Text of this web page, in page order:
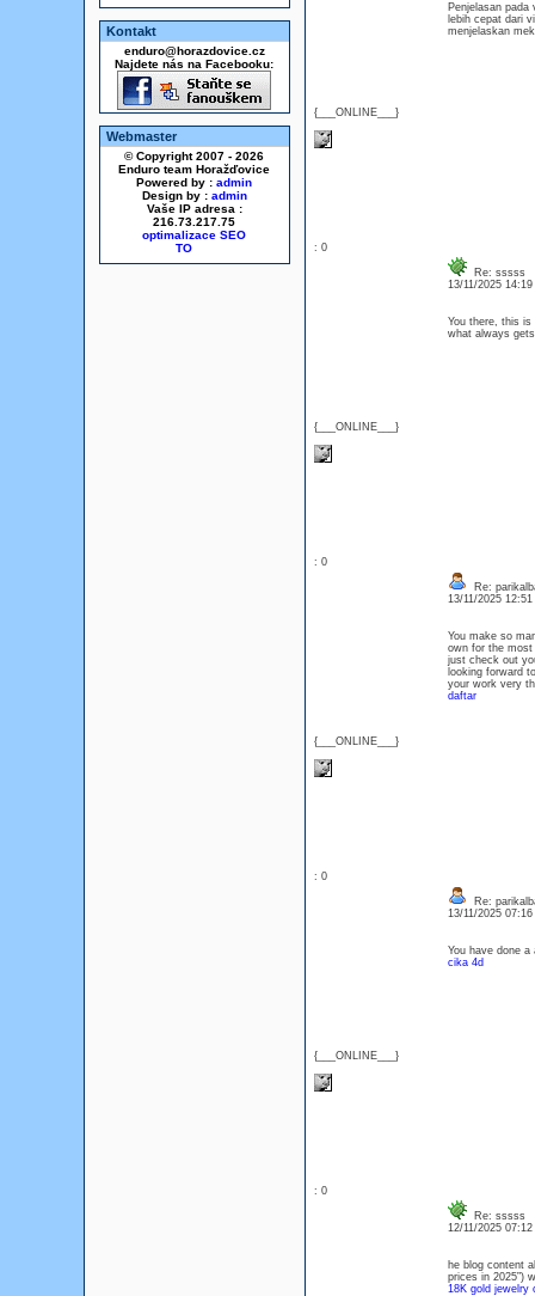
Kontakt
enduro@horazdovice.cz
Najdete nás na Facebooku:
Webmaster
© Copyright 2007 - 2026
Enduro team Horažďovice
Powered by : admin
Design by : admin
Vaše IP adresa :
216.73.217.75
optimalizace SEO
{___ONLINE___}
Penjelasan pada
lebih cepat dari
menjelaskan
: 0
{___ONLINE___}
Re: sssss
13/11/2025
You there, this
what always
: 0
{___ONLINE___}
Re:
13/11/2025
You make so
own for the
just check out
looking forward
your work very
daftar
: 0
{___ONLINE___}
Re:
13/11/2025
You have done
cika 4d
: 0
Re: sssss
12/11/2025
he blog content
prices in 2025”)
18K gold jewelry